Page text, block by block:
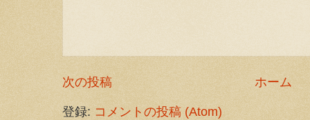
次の投稿 ホーム
登録: コメントの投稿 (Atom)